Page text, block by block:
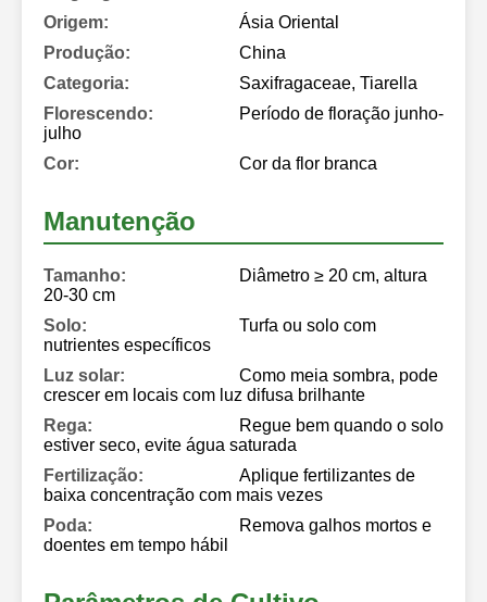
Origem:
Ásia Oriental
Produção:
China
Categoria:
Saxifragaceae, Tiarella
Florescendo:
Período de floração junho-
julho
Cor:
Cor da flor branca
Manutenção
Tamanho:
Diâmetro ≥ 20 cm, altura
20-30 cm
Solo:
Turfa ou solo com
nutrientes específicos
Luz solar:
Como meia sombra, pode
crescer em locais com luz difusa brilhante
Rega:
Regue bem quando o solo
estiver seco, evite água saturada
Fertilização:
Aplique fertilizantes de
baixa concentração com mais vezes
Poda:
Remova galhos mortos e
doentes em tempo hábil